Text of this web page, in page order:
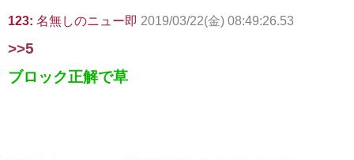
123: 名無しのニュー即 2019/03/22(金) 08:49:26.53
>>5
ブロック正解で草